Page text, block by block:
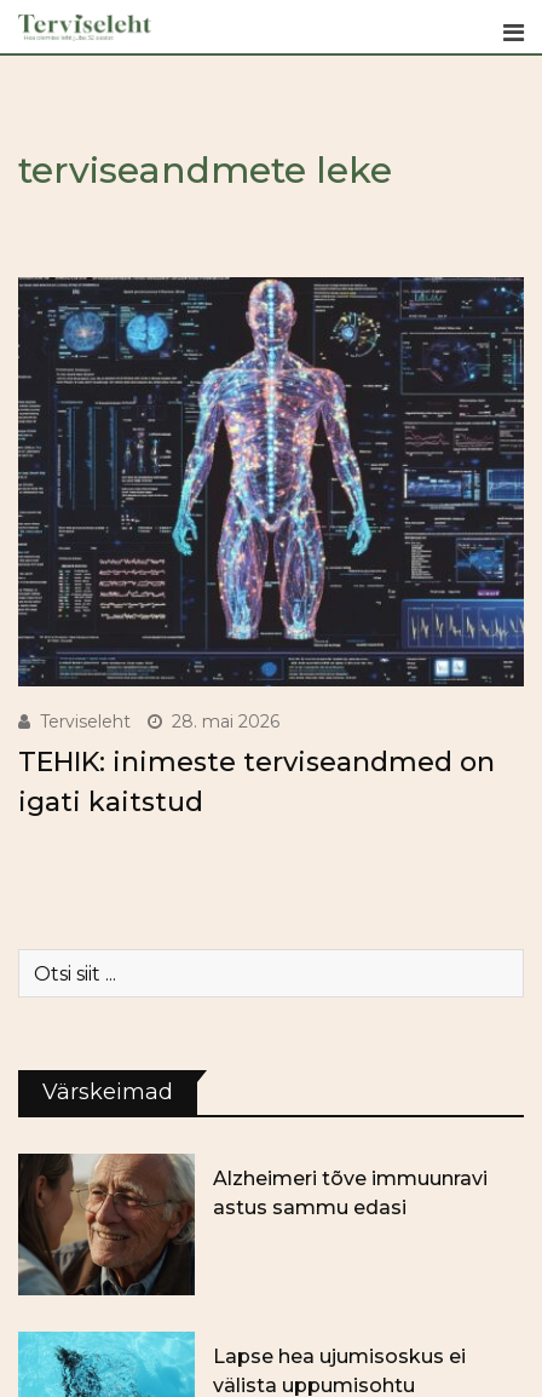
Skip
terviseandmete leke
Terviseleht 28. mai 2026
TEHIK: inimeste terviseandmed on
igati kaitstud
Värskeimad
Alzheimeri tõve immuunravi
astus sammu edasi
Lapse hea ujumisoskus ei
välista uppumisohtu